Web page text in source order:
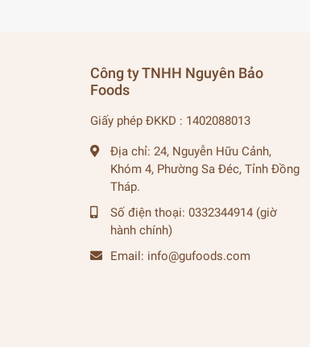
Công ty TNHH Nguyên Bảo
Foods
Giấy phép ĐKKD : 1402088013
Địa chỉ: 24, Nguyễn Hữu Cảnh,
Khóm 4, Phường Sa Đéc, Tỉnh Đồng
Tháp.
Số điện thoại: 0332344914 (giờ
hành chính)
Email: info@gufoods.com